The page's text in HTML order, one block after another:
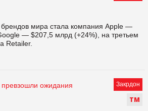
мира стала компания Apple —
— $207,5 млрд (+24%), на третьем
Rеtailer.
Закрдон
ТМ
превзошли ожидания